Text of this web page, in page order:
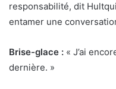
responsabilité, dit
entamer une
Brise-glace : « J’ai
dernière. »